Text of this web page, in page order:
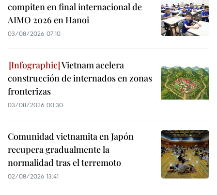
compiten en final internacional de
AIMO 2026 en Hanoi
03/08/2026 07:10
Vietnam acelera
construcción de internados en zonas
fronterizas
03/08/2026 00:30
Comunidad vietnamita en Japón
recupera gradualmente la
normalidad tras el terremoto
02/08/2026 13:41